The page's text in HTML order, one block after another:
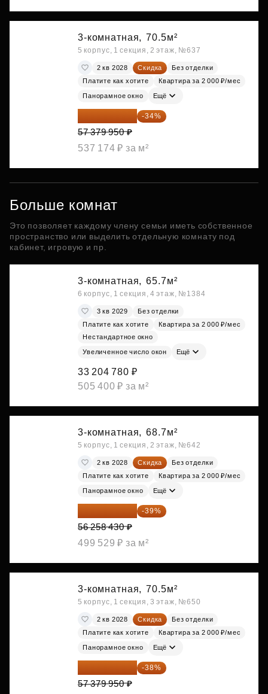
3-комнатная, 70.5м²
5 корпус, 1 секция, 2 этаж, №637
2 кв 2028 Скидка
Без отделки
Платите как хотите
Квартира за 2 000 ₽/мес
Панорамное окно Ещё
37 870 767 ₽ -34%
57 379 950 ₽
537 174 ₽ за м²
Больше комнат
Это позволяет каждому члену семьи иметь собственное
пространство или выделить отдельную комнату под
кабинет, игровую и пр.
3-комнатная, 65.7м²
6 корпус, 1 секция, 4 этаж, №1384
3 кв 2029
Без отделки
Платите как хотите
Квартира за 2 000 ₽/мес
Нестандартное окно
Увеличенное число окон Ещё
33 204 780 ₽
505 400 ₽ за м²
3-комнатная, 68.7м²
5 корпус, 1 секция, 2 этаж, №642
2 кв 2028 Скидка
Без отделки
Платите как хотите
Квартира за 2 000 ₽/мес
Панорамное окно Ещё
34 317 642 ₽ -39%
56 258 430 ₽
499 529 ₽ за м²
3-комнатная, 70.5м²
5 корпус, 1 секция, 3 этаж, №650
2 кв 2028 Скидка
Без отделки
Платите как хотите
Квартира за 2 000 ₽/мес
Панорамное окно Ещё
35 575 569 ₽ -38%
57 379 950 ₽